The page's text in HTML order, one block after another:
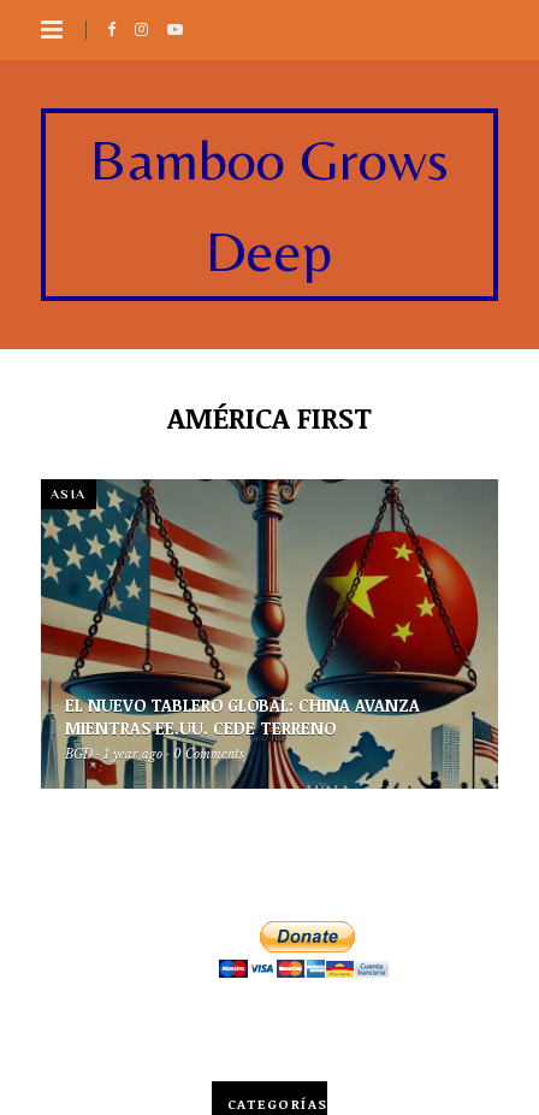
Bamboo Grows
Deep
AMÉRICA FIRST
ASIA
EL NUEVO TABLERO GLOBAL: CHINA AVANZA
MIENTRAS EE.UU. CEDE TERRENO
BGD · 1 year ago · 0 Comments
CATEGORÍAS